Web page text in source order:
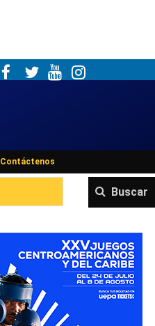
Contáctenos
Buscar